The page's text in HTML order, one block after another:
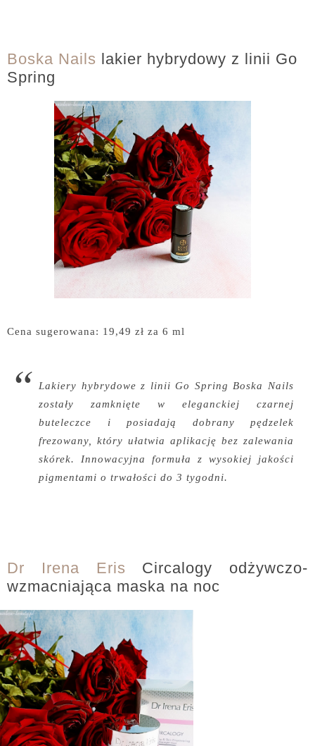
Boska Nails lakier hybrydowy z linii Go
Spring
Cena sugerowana: 19,49 zł za 6 ml
Lakiery hybrydowe z linii Go Spring Boska Nails
zostały zamknięte w eleganckiej czarnej
buteleczce i posiadają dobrany pędzelek
frezowany, który ułatwia aplikację bez zalewania
skórek. Innowacyjna formuła z wysokiej jakości
pigmentami o trwałości do 3 tygodni.
Dr Irena Eris Circalogy odżywczo-
wzmacniająca maska na noc